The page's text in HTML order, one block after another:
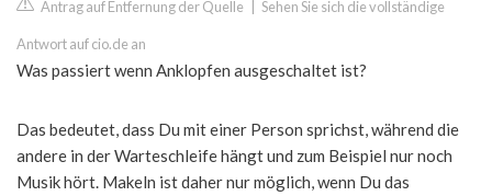
Antrag auf Entfernung der Quelle Sehen Sie sich die vollständige
Antwort auf cio.de an
Was passiert wenn Anklopfen ausgeschaltet ist?
Das bedeutet, dass Du mit einer Person sprichst, während die
andere in der Warteschleife hängt und zum Beispiel nur noch
Musik hört. Makeln ist daher nur möglich, wenn Du das